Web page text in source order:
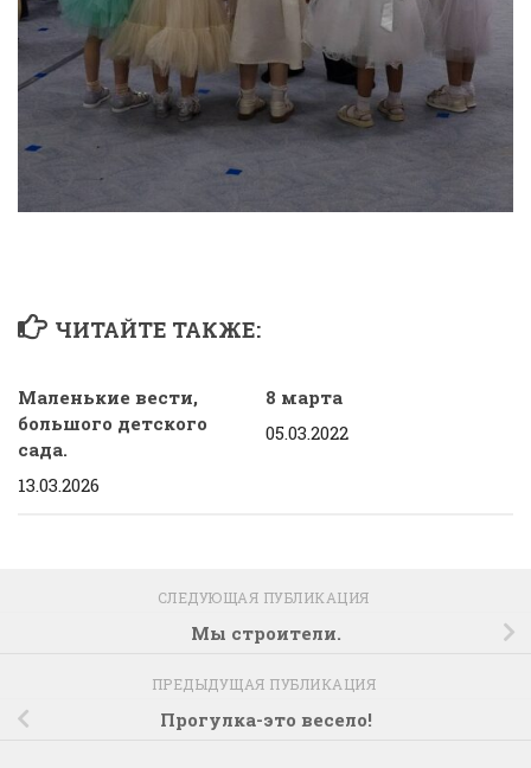
ЧИТАЙТЕ ТАКЖЕ:
Маленькие вести,
большого детского
сада.
13.03.2026
8 марта
05.03.2022
СЛЕДУЮЩАЯ ПУБЛИКАЦИЯ
Мы строители.
ПРЕДЫДУЩАЯ ПУБЛИКАЦИЯ
Прогулка-это весело!